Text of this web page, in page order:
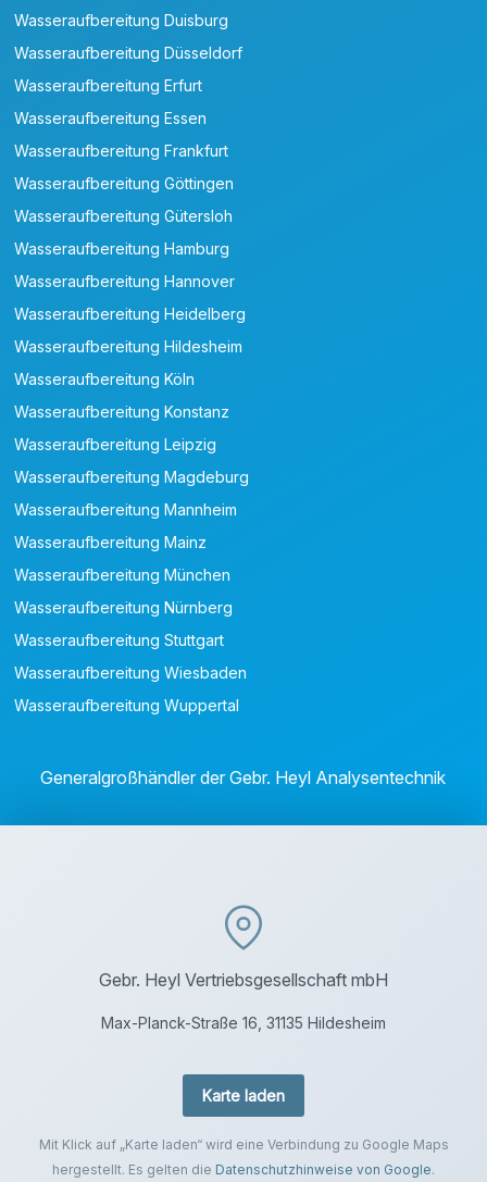
Wasseraufbereitung Duisburg
Wasseraufbereitung Düsseldorf
Wasseraufbereitung Erfurt
Wasseraufbereitung Essen
Wasseraufbereitung Frankfurt
Wasseraufbereitung Göttingen
Wasseraufbereitung Gütersloh
Wasseraufbereitung Hamburg
Wasseraufbereitung Hannover
Wasseraufbereitung Heidelberg
Wasseraufbereitung Hildesheim
Wasseraufbereitung Köln
Wasseraufbereitung Konstanz
Wasseraufbereitung Leipzig
Wasseraufbereitung Magdeburg
Wasseraufbereitung Mannheim
Wasseraufbereitung Mainz
Wasseraufbereitung München
Wasseraufbereitung Nürnberg
Wasseraufbereitung Stuttgart
Wasseraufbereitung Wiesbaden
Wasseraufbereitung Wuppertal
Generalgroßhändler der Gebr. Heyl Analysentechnik
Gebr. Heyl Vertriebsgesellschaft mbH
Max-Planck-Straße 16, 31135 Hildesheim
Karte laden
Mit Klick auf „Karte laden“ wird eine Verbindung zu Google Maps
hergestellt. Es gelten die Datenschutzhinweise von Google.